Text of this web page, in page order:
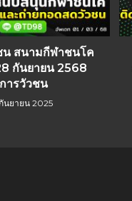
น สนามกีฬาชนโค
กันยายน 2568
ารวัวชน
นยายน 2025